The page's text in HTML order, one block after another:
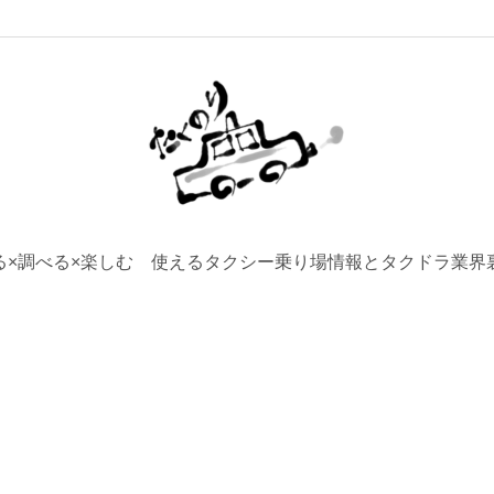
×調べる×楽しむ 使えるタクシー乗り場情報とタクドラ業界